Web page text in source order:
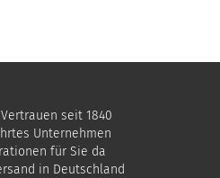
seit 1840
Unternehmen
für Sie da
in Deutschland